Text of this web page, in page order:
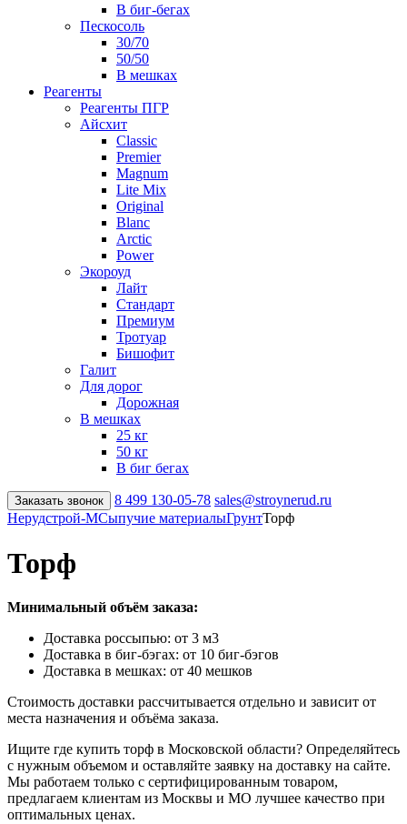
В биг-бегах
Пескосоль
30/70
50/50
В мешках
Реагенты
Реагенты ПГР
Айсхит
Classic
Premier
Magnum
Lite Mix
Original
Blanc
Arctic
Power
Экороуд
Лайт
Стандарт
Премиум
Тротуар
Бишофит
Галит
Для дорог
Дорожная
В мешках
25 кг
50 кг
В биг бегах
Заказать звонок 8 499 130-05-78 sales@stroynerud.ru
Нерудстрой-МСыпучие материалыГрунтТорф
Торф
Минимальный объём заказа:
Доставка россыпью: от 3 м3
Доставка в биг-бэгах: от 10 биг-бэгов
Доставка в мешках: от 40 мешков
Стоимость доставки рассчитывается отдельно и зависит от
места назначения и объёма заказа.
Ищите где купить торф в Московской области? Определяйтесь
с нужным объемом и оставляйте заявку на доставку на сайте.
Мы работаем только с сертифицированным товаром,
предлагаем клиентам из Москвы и МО лучшее качество при
оптимальных ценах.